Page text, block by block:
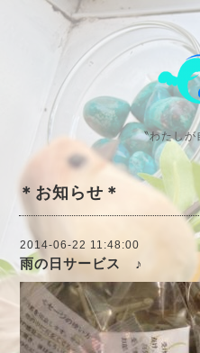
〝わたしが
＊お知らせ＊
2014-06-22 11:48:00
雨の日サービス ♪